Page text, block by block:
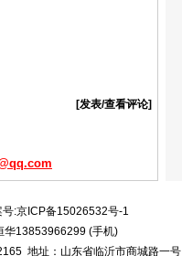
[发表/查看评论]
号:京ICP备15026532号-1
华13853966299 (手机)
地址：山东省临沂市商城路一号